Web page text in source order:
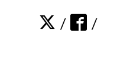
/ /